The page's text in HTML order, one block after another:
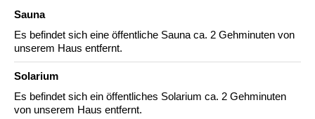
Sauna
Es befindet sich eine öffentliche Sauna ca. 2 Gehminuten von
unserem Haus entfernt.
Solarium
Es befindet sich ein öffentliches Solarium ca. 2 Gehminuten
von unserem Haus entfernt.